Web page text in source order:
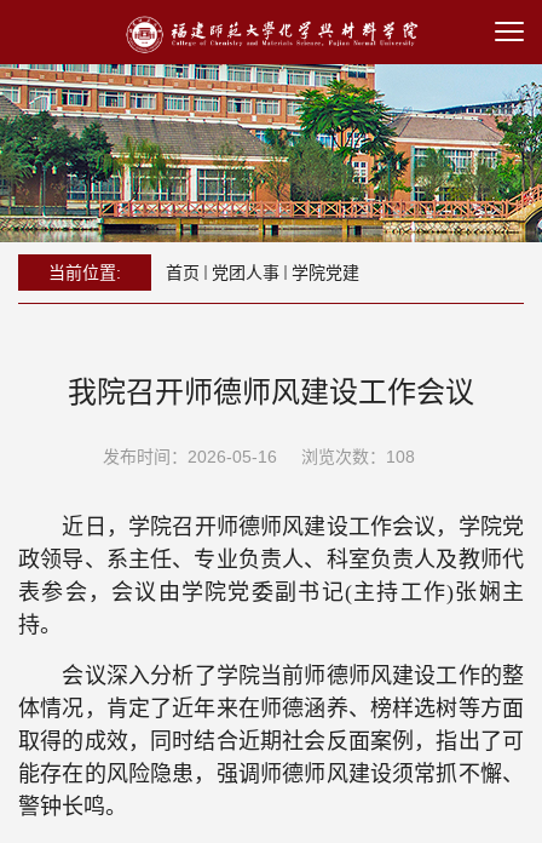
当前位置: 首页 党团人事 学院党建
我院召开师德师风建设工作会议
发布时间：2026-05-16 浏览次数： 108
近日 ，学院召开师德师风建设工作会议，学院党
政领导、系主任、专业负责人、科室负责人及教师代
表参会，会议由学院党委副书记(主持工作)张娴主
持。
会议深入分析了学院当前师德师风建设工作的整
体情况，肯定了近年来在师德涵养、榜样选树等方面
取得的成效，同时结合近期社会反面案例，指出了可
能存在的风险隐患，强调师德师风建设须常抓不懈、
警钟长鸣。